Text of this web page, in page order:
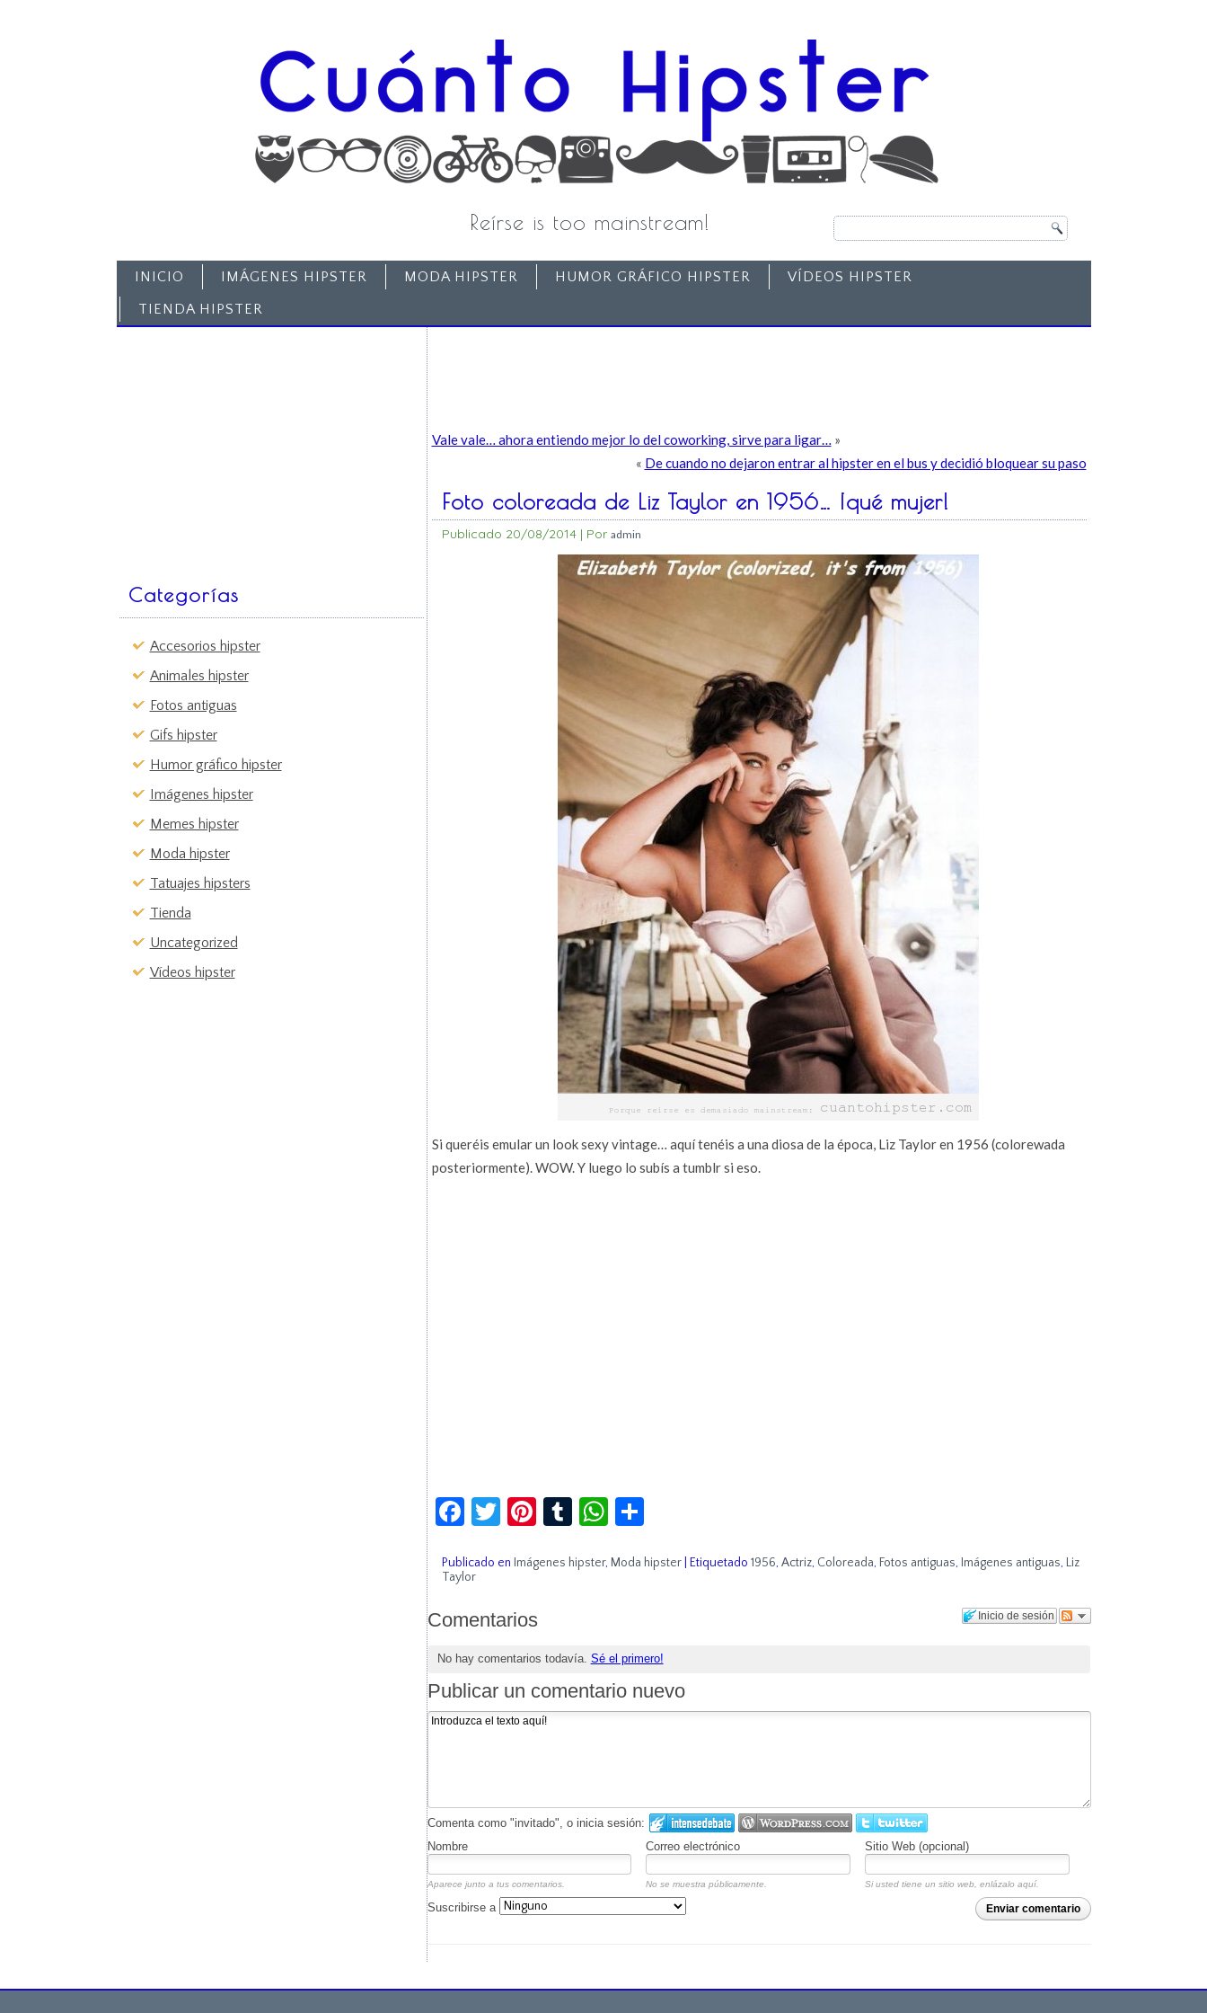
Reírse is too mainstream!
INICIO IMÁGENES HIPSTER MODA HIPSTER HUMOR GRÁFICO HIPSTER
VÍDEOS HIPSTER
TIENDA HIPSTER
Categorías
Accesorios hipster
Animales hipster
Fotos antiguas
Gifs hipster
Humor gráfico hipster
Imágenes hipster
Memes hipster
Moda hipster
Tatuajes hipsters
Tienda
Uncategorized
Vídeos hipster
Vale vale… ahora entiendo mejor lo del coworking, sirve para ligar… »
« De cuando no dejaron entrar al hipster en el bus y decidió bloquear su paso
Foto coloreada de Liz Taylor en 1956… ¡qué mujer!
Publicado 20/08/2014| Por admin
Si queréis emular un look sexy vintage… aquí tenéis a una diosa de la época, Liz Taylor en 1956 (colorewada
posteriormente). WOW. Y luego lo subís a tumblr si eso.
Facebook
Twitter
Pinterest
TumblrWhatsApp
Compartir
Publicado en Imágenes hipster, Moda hipster| Etiquetado 1956, Actriz, Coloreada, Fotos antiguas, Imágenes antiguas, Liz
Taylor
Inicio de sesión
Comentarios
No hay comentarios todavía. Sé el primero!
Publicar un comentario nuevo
Comenta como "invitado", o inicia sesión:
Nombre
Correo electrónico Sitio Web (opcional)
Aparece junto a tus comentarios. No se muestra públicamente. Si usted tiene un sitio web, enlázalo aquí.
Enviar comentario
Suscribirse a